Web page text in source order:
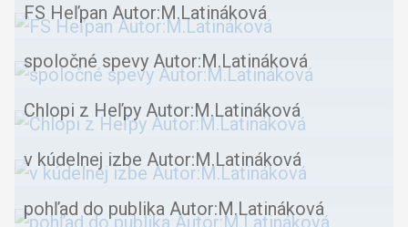
FS Heľpan Autor:M.Latináková
spoločné spevy Autor:M.Latináková
Chlopi z Heľpy Autor:M.Latináková
v kúdelnej izbe Autor:M.Latináková
pohľad do publika Autor:M.Latináková